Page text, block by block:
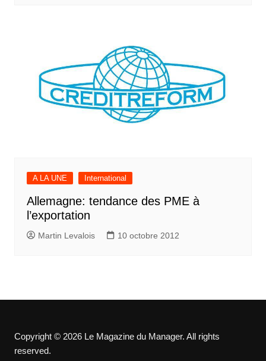
A LA UNE International
Allemagne: tendance des PME à
l’exportation
Martin Levalois 10 octobre 2012
Copyright © 2026 Le Magazine du Manager. All rights
reserved.